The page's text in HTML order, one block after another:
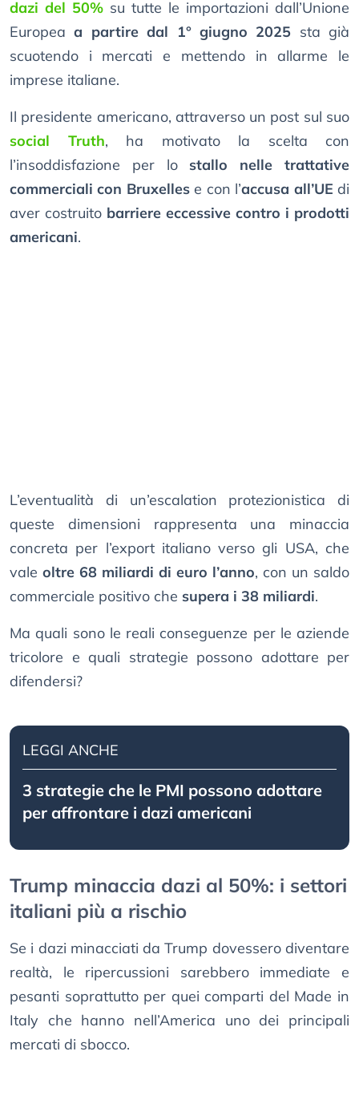
dazi del 50% su tutte le importazioni dall’Unione
Europeaa partire dal 1° giugno 2025 sta già
scuotendo i mercati e mettendo in allarme le
imprese italiane.
Il presidente americano, attraverso un post sul suo
social Truth, ha motivato la scelta con
l’insoddisfazione per lo stallo nelle trattative
commerciali con Bruxellese con l’accusa all’UE di
aver costruito barriere eccessive contro i prodotti
americani.
L’eventualità di un’escalation protezionistica di
queste dimensioni rappresenta una minaccia
concreta per l’export italiano verso gli USA, che
vale oltre 68 miliardi di euro l’anno, con un saldo
commerciale positivo che supera i 38 miliardi.
Ma quali sono le reali conseguenze per le aziende
tricolore e quali strategie possono adottare per
difendersi?
LEGGI ANCHE
3 strategie che le PMI possono adottare
per affrontare i dazi americani
Trump minaccia dazi al 50%: i settori
italiani più a rischio
Se i dazi minacciati da Trump dovessero diventare
realtà, le ripercussioni sarebbero immediate e
pesanti soprattutto per quei comparti del Made in
Italy che hanno nell’America uno dei principali
mercati di sbocco.